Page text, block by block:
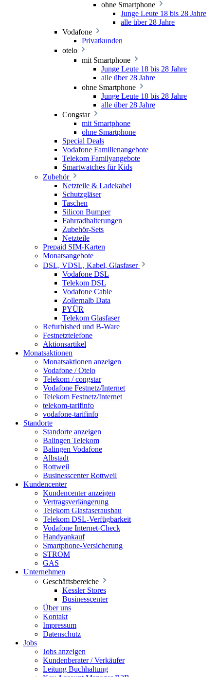
ohne Smartphone
Junge Leute 18 bis 28 Jahre
alle über 28 Jahre
Vodafone
Privatkunden
otelo
mit Smartphone
Junge Leute 18 bis 28 Jahre
alle über 28 Jahre
ohne Smartphone
Junge Leute 18 bis 28 Jahre
alle über 28 Jahre
Congstar
mit Smartphone
ohne Smartphone
Special Deals
Vodafone Familienangebote
Telekom Familyangebote
Smartwatches für Kids
Zubehör
Netzteile & Ladekabel
Schutzgläser
Taschen
Silicon Bumper
Fahrradhalterungen
Zubehör-Sets
Netzteile
Prepaid SIM-Karten
Monatsangebote
DSL, VDSL, Kabel, Glasfaser
Vodafone DSL
Telekom DSL
Vodafone Cable
Zollernalb Data
PYÜR
Telekom Glasfaser
Refurbished und B-Ware
Festnetztelefone
Aktionsartikel
Monatsaktionen
Monatsaktionen anzeigen
Vodafone / Otelo
Telekom / congstar
Vodafone Festnetz/Internet
Telekom Festnetz/Internet
telekom-tarifinfo
vodafone-tarifinfo
Standorte
Standorte anzeigen
Balingen Telekom
Balingen Vodafone
Albstadt
Rottweil
Businesscenter Rottweil
Kundencenter
Kundencenter anzeigen
Vertragsverlängerung
Telekom Glasfaserausbau
Telekom DSL-Verfügbarkeit
Vodafone Internet-Check
Handyankauf
Smartphone-Versicherung
STROM
GAS
Unternehmen
Geschäftsbereiche
Kessler Stores
Businesscenter
Über uns
Kontakt
Impressum
Datenschutz
Jobs
Jobs anzeigen
Kundenberater / Verkäufer
Leitung Buchhaltung